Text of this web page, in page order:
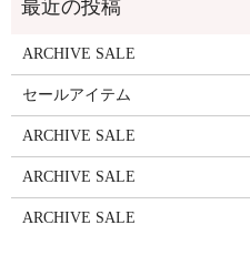
ARCHIVE SALE
セールアイテム
ARCHIVE SALE
ARCHIVE SALE
ARCHIVE SALE